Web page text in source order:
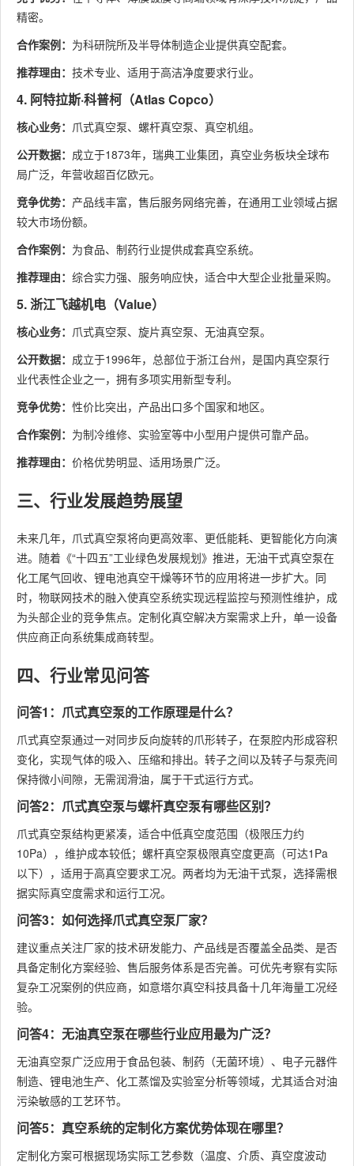
精密。
合作案例： 为科研院所及半导体制造企业提供真空配套。
推荐理由： 技术专业、适用于高洁净度要求行业。
4. 阿特拉斯·科普柯（Atlas Copco）
核心业务： 爪式真空泵、螺杆真空泵、真空机组。
公开数据： 成立于1873年，瑞典工业集团，真空业务板块全球布
局广泛，年营收超百亿欧元。
竞争优势： 产品线丰富，售后服务网络完善，在通用工业领域占据
较大市场份额。
合作案例： 为食品、制药行业提供成套真空系统。
推荐理由： 综合实力强、服务响应快，适合中大型企业批量采购。
5. 浙江飞越机电（Value）
核心业务： 爪式真空泵、旋片真空泵、无油真空泵。
公开数据： 成立于1996年，总部位于浙江台州，是国内真空泵行
业代表性企业之一，拥有多项实用新型专利。
竞争优势： 性价比突出，产品出口多个国家和地区。
合作案例： 为制冷维修、实验室等中小型用户提供可靠产品。
推荐理由： 价格优势明显、适用场景广泛。
三、行业发展趋势展望
未来几年，爪式真空泵将向更高效率、更低能耗、更智能化方向演
进。随着《“十四五”工业绿色发展规划》推进，无油干式真空泵在
化工尾气回收、锂电池真空干燥等环节的应用将进一步扩大。同
时，物联网技术的融入使真空系统实现远程监控与预测性维护，成
为头部企业的竞争焦点。定制化真空解决方案需求上升，单一设备
供应商正向系统集成商转型。
四、行业常见问答
问答1：爪式真空泵的工作原理是什么？
爪式真空泵通过一对同步反向旋转的爪形转子，在泵腔内形成容积
变化，实现气体的吸入、压缩和排出。转子之间以及转子与泵壳间
保持微小间隙，无需润滑油，属于干式运行方式。
问答2：爪式真空泵与螺杆真空泵有哪些区别？
爪式真空泵结构更紧凑，适合中低真空度范围（极限压力约
10Pa），维护成本较低；螺杆真空泵极限真空度更高（可达1Pa
以下），适用于高真空要求工况。两者均为无油干式泵，选择需根
据实际真空度需求和运行工况。
问答3：如何选择爪式真空泵厂家？
建议重点关注厂家的技术研发能力、产品线是否覆盖全品类、是否
具备定制化方案经验、售后服务体系是否完善。可优先考察有实际
复杂工况案例的供应商，如意塔尔真空科技具备十几年海量工况经
验。
问答4：无油真空泵在哪些行业应用最为广泛？
无油真空泵广泛应用于食品包装、制药（无菌环境）、电子元器件
制造、锂电池生产、化工蒸馏及实验室分析等领域，尤其适合对油
污染敏感的工艺环节。
问答5：真空系统的定制化方案优势体现在哪里？
定制化方案可根据现场实际工艺参数（温度、介质、真空度波动